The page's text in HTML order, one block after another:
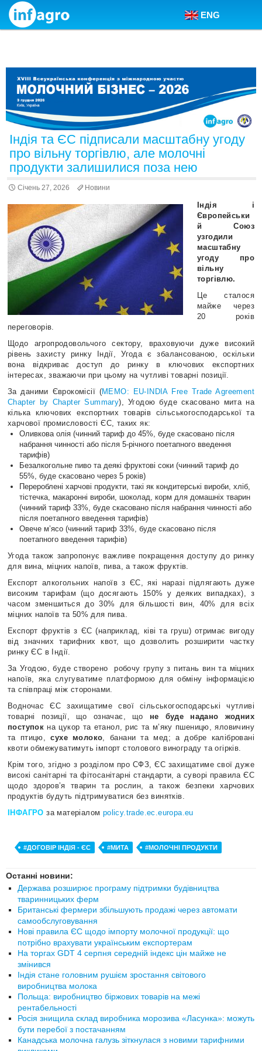
Skip to content
ENG
Індія та ЄС підписали масштабну угоду
про вільну торгівлю, але молочні
продукти залишилися поза нею
Січень 27, 2026 Новини
Індія і
Європейськи
й Союз
узгодили
масштабну
угоду про
вільну
торгівлю.
Це сталося
майже через
20 років
переговорів.
Щодо агропродовольчого сектору, враховуючи дуже високий
рівень захисту ринку Індії, Угода є збалансованою, оскільки
вона відкриває доступ до ринку в ключових експортних
інтересах, зважаючи при цьому на чутливі товарні позиції.
За даними Єврокомісії (MEMO: EU-INDIA Free Trade Agreement
Chapter by Chapter Summary), Угодою буде скасовано мита на
кілька ключових експортних товарів сільськогосподарської та
харчової промисловості ЄС, таких як:
Оливкова олія (чинний тариф до 45%, буде скасовано після
набрання чинності або після 5-річного поетапного введення
тарифів)
Безалкогольне пиво та деякі фруктові соки (чинний тариф до
55%, буде скасовано через 5 років)
Перероблені харчові продукти, такі як кондитерські вироби, хліб,
тістечка, макаронні вироби, шоколад, корм для домашніх тварин
(чинний тариф 33%, буде скасовано після набрання чинності або
після поетапного введення тарифів)
Овече м’ясо (чинний тариф 33%, буде скасовано після
поетапного введення тарифів)
Угода також запропонує важливе покращення доступу до ринку
для вина, міцних напоїв, пива, а також фруктів.
Експорт алкогольних напоїв з ЄС, які наразі підлягають дуже
високим тарифам (що досягають 150% у деяких випадках), з
часом зменшиться до 30% для більшості вин, 40% для всіх
міцних напоїв та 50% для пива.
Експорт фруктів з ЄС (наприклад, ківі та груш) отримає вигоду
від значних тарифних квот, що дозволить розширити частку
ринку ЄС в Індії.
За Угодою, буде створено робочу групу з питань вин та міцних
напоїв, яка слугуватиме платформою для обміну інформацією
та співпраці між сторонами.
Водночас ЄС захищатиме свої сільськогосподарські чутливі
товарні позиції, що означає, що не буде надано жодних
поступок на цукор та етанол, рис та м’яку пшеницю, яловичину
та птицю,сухе молоко, банани та мед; а добре калібровані
квоти обмежуватимуть імпорт столового винограду та огірків.
Крім того, згідно з розділом про СФЗ, ЄС захищатиме свої дуже
високі санітарні та фітосанітарні стандарти, а суворі правила ЄС
щодо здоров’я тварин та рослин, а також безпеки харчових
продуктів будуть підтримуватися без винятків.
ІНФАГРО за матеріалом policy.trade.ec.europa.eu
#ДОГОВІР ІНДІЯ - ЄС #МИТА #МОЛОЧНІ ПРОДУКТИ
Останні новини:
Держава розширює програму підтримки будівництва
тваринницьких ферм
Британські фермери збільшують продажі через автомати
самообслуговування
Нові правила ЄС щодо імпорту молочної продукції: що
потрібно врахувати українським експортерам
На торгах GDT 4 серпня середній індекс цін майже не
змінився
Індія стане головним рушієм зростання світового
виробництва молока
Польща: виробництво біржових товарів на межі
рентабельності
Росія знищила склад виробника морозива «Ласунка»: можуть
бути перебої з постачанням
Канадська молочна галузь зіткнулася з новими тарифними